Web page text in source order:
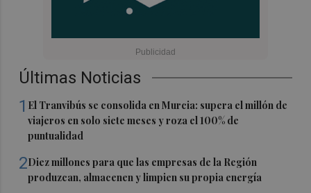
Últimas Noticias
1 El Tranvibús se consolida en Murcia: supera el millón de
viajeros en solo siete meses y roza el 100% de
puntualidad
2Diez millones para que las empresas de la Región
produzcan, almacenen y limpien su propia energía